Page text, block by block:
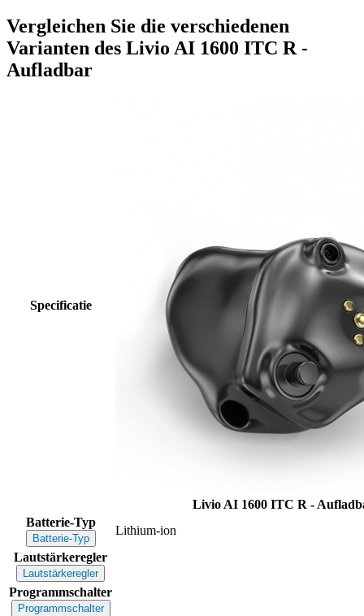
Vergleichen Sie die verschiedenen
Varianten des Livio AI 1600 ITC R -
Aufladbar
Specificatie
Livio AI 1600 ITC R -
Batterie-Typ
Batterie-Typ
Lithium-ion
Lautstärkeregler
Lautstärkeregler
Programmschalter
Programmschalter